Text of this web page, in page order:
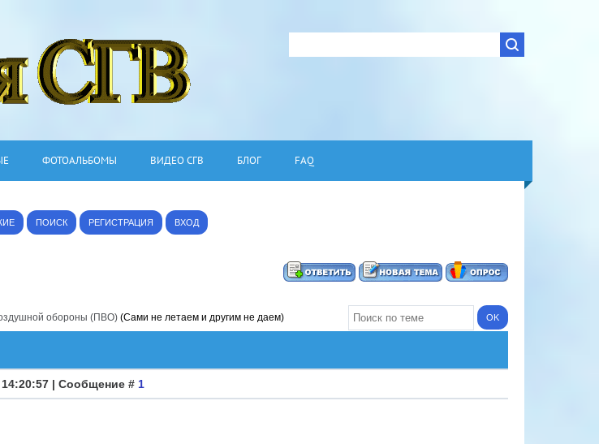
ФОТОАЛЬБОМЫ ВИДЕО СГВ БЛОГ FAQ
ПОИСК РЕГИСТРАЦИЯ ВХОД
обороны (ПВО) (Сами не летаем и другим не даем)
14:20:57 | Сообщение # 1